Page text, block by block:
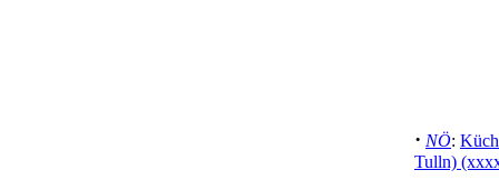
· NÖ:
Tulln)